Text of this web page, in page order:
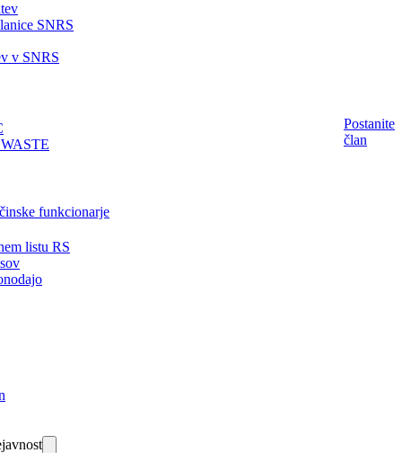
SNRS
v SNRS
funkcionarje
listu RS
Postanite
član